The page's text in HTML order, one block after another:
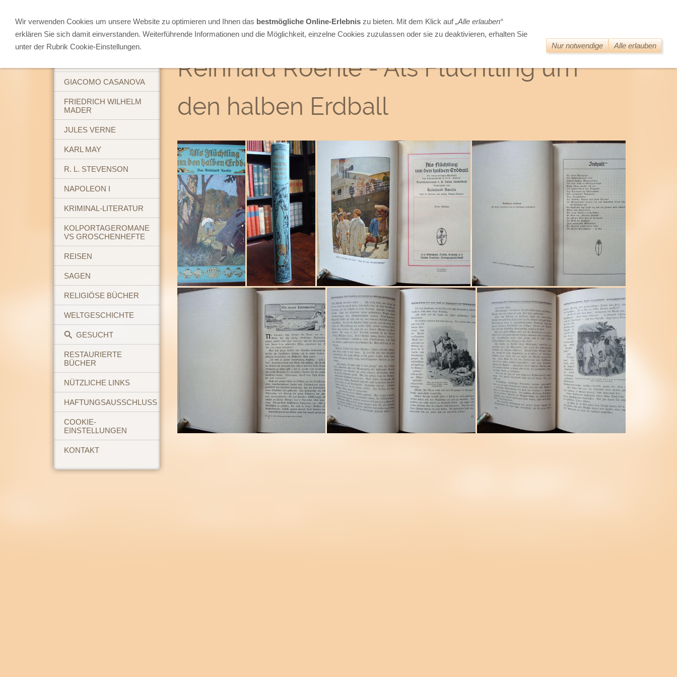
ABENTEUERBÜCHER
GIACOMO CASANOVA
FRIEDRICH WILHELM
MADER
JULES VERNE
KARL MAY
R. L. STEVENSON
NAPOLEON I
KRIMINAL-LITERATUR
KOLPORTAGEROMANE
VS GROSCHENHEFTE
REISEN
SAGEN
RELIGIÖSE BÜCHER
WELTGESCHICHTE
GESUCHT
RESTAURIERTE
BÜCHER
NÜTZLICHE LINKS
HAFTUNGSAUSSCHLUSS
COOKIE-
EINSTELLUNGEN
KONTAKT
Reinhard Roehle - Als Flüchtling um
den halben Erdball
Wir verwenden Cookies um unsere Website zu optimieren und Ihnen das bestmögliche Online-Erlebnis zu bieten. Mit dem Klick auf„Alle erlauben“
erklären Sie sich damit einverstanden. Weiterführende Informationen und die Möglichkeit, einzelne Cookies zuzulassen oder sie zu deaktivieren, erhalten Sie
unter der Rubrik Cookie-Einstellungen.
Nur notwendige Alle erlauben